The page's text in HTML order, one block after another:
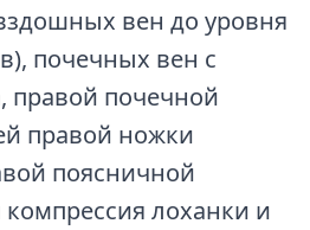
вен до уровня
почечных вен с
правой почечной
правой ножки
поясничной
лоханки и